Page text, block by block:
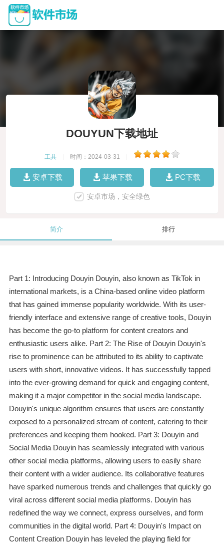
DOUYUN下载地址
工具 时间：2024-03-31
安卓下载 苹果下载 PC下载
安卓市场，安全绿色
简介 排行
Part 1: Introducing Douyin Douyin, also known as TikTok in
international markets, is a China-based online video platform
that has gained immense popularity worldwide. With its user-
friendly interface and extensive range of creative tools, Douyin
has become the go-to platform for content creators and
enthusiastic users alike. Part 2: The Rise of Douyin Douyin's
rise to prominence can be attributed to its ability to captivate
users with short, innovative videos. It has successfully tapped
into the ever-growing demand for quick and engaging content,
making it a major competitor in the social media landscape.
Douyin's unique algorithm ensures that users are constantly
exposed to a personalized stream of content, catering to their
preferences and keeping them hooked. Part 3: Douyin and
Social Media Douyin has seamlessly integrated with various
other social media platforms, allowing users to easily share
their content with a wider audience. Its collaborative features
have sparked numerous trends and challenges that quickly go
viral across different social media platforms. Douyin has
redefined the way we connect, express ourselves, and form
communities in the digital world. Part 4: Douyin's Impact on
Content Creation Douyin has leveled the playing field for